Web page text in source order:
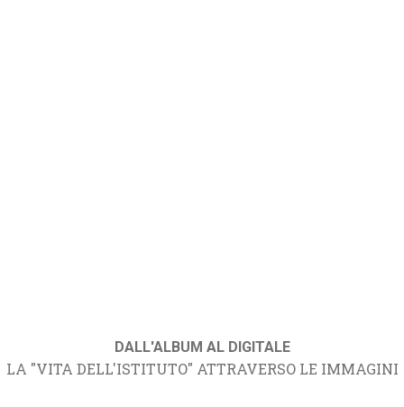
DALL'ALBUM AL DIGITALE
LA "VITA DELL'ISTITUTO" ATTRAVERSO LE IMMAGINI